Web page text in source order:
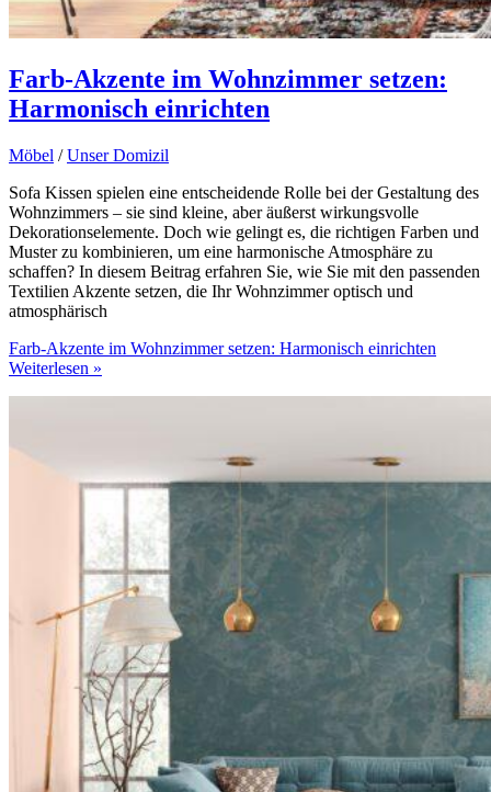
Farb-Akzente im Wohnzimmer setzen:
Harmonisch einrichten
Möbel /Unser Domizil
Sofa Kissen spielen eine entscheidende Rolle bei der Gestaltung des
Wohnzimmers – sie sind kleine, aber äußerst wirkungsvolle
Dekorationselemente. Doch wie gelingt es, die richtigen Farben und
Muster zu kombinieren, um eine harmonische Atmosphäre zu
schaffen? In diesem Beitrag erfahren Sie, wie Sie mit den passenden
Textilien Akzente setzen, die Ihr Wohnzimmer optisch und
atmosphärisch
Farb-Akzente im Wohnzimmer setzen: Harmonisch einrichten
Weiterlesen »